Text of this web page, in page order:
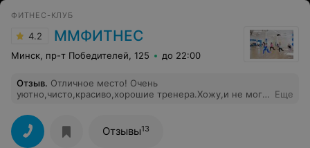
ФИТНЕС-КЛУБ
4.2 ММФИТНЕС
Минск, пр-т Победителей, 125 до 22:00
Отзыв. Отличное место! Очень
уютно,чисто,красиво,хорошие тренера.Хожу,и не могу
вентиляции очень комфортно, нигде не дует, но
свежо.Сходите,не пожалеете!
Еще
Отзывы13